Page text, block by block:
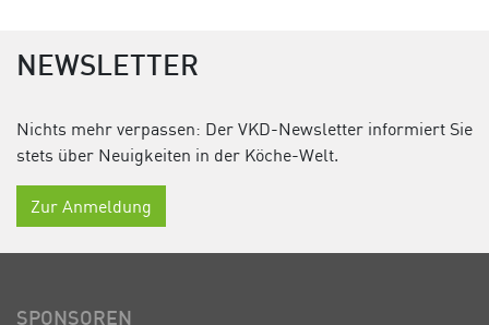
NEWSLETTER
Nichts mehr verpassen: Der VKD-Newsletter informiert Sie
stets über Neuigkeiten in der Köche-Welt.
Zur Anmeldung
SPONSOREN